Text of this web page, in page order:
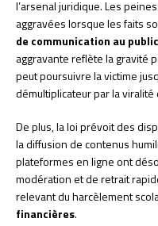
l’arsenal juridique. Les
aggravées lorsque les faits
de communication au
aggravante reflète la gravité
peut poursuivre la victime
démultiplicateur par la
De plus, la loi prévoit des
la diffusion de contenus
plateformes en ligne ont
modération et de retrait
relevant du harcèlement
financières.